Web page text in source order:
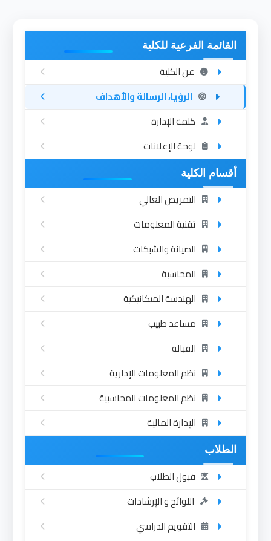
القائمة الفرعية للكلية
عن الكلية
الرؤيا، الرسالة والأهداف
كلمة الإدارة
لوحة الإعلانات
أقسام الكلية
التمريض العالي
تقنية المعلومات
الصيانة والشبكات
المحاسبة
الهندسة الميكانيكية
مساعد طبيب
القبالة
نظم المعلومات الإدارية
نظم المعلومات المحاسبية
الإدارة المالية
الطلاب
قبول الطلاب
اللوائح و الإرشادات
التقويم الدراسي